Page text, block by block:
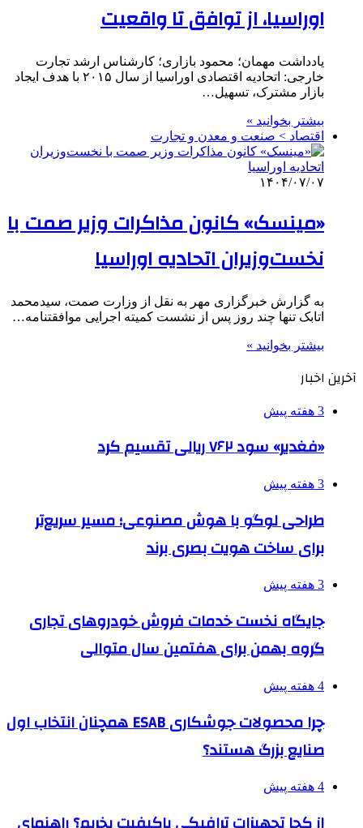
اوراسیا، از توافق تا واقعیت
یادداشت مهمان؛ محمود بازاری؛ کارشناس ارشد تجارت
خارجی: اتحادیه اقتصادی اوراسیا از سال ۲۰۱۵ با هدف ایجاد
بازار مشترک، تسهیل…
بیشتر بخوانید »
اقتصاد > صنعت و معدن و تجارت
۱۴۰۴/۰۷/۰۷
«مینسک» کانون مذاکرات وزیر صمت با
نخست‌وزیران اتحادیه اوراسیا
به گزارش خبرگزاری مهر به نقل از وزارت صمت، سیدمحمد
اتابک تنها چند روز پس از نشست کمیته اجرایی موافقتنامه…
بیشتر بخوانید »
آخرین اخبار
3 هفته پیش
«فغدیر» سود ۷۶۲ ریالی تقسیم کرد
3 هفته پیش
طراحی لوگو با هوش مصنوعی؛ مسیر سریع‌تر
برای ساخت هویت بصری برند
3 هفته پیش
جایگاه نخست خدمات فروش خودروهای تجاری
گروه بهمن برای هفتمین سال متوالی
4 هفته پیش
چرا محصولات جوشکاری ESAB همچنان انتخاب اول
صنایع بزرگ هستند؟
4 هفته پیش